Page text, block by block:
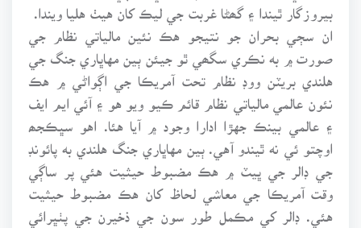
بيروزگار ٿيندا ۽ گھڻا غربت جي ليڪ کان هيٺ هليا ويندا.
ان سڄي بحران جو نتيجو هڪ نئين مالياتي نظام جي
صورت ۾ به نڪري سگھي ٿو جيئن ٻين مهاڀاري جنگ جي
هلندي بريٽن ووڊ نظام تحت آمريڪا جي اڳواڻي ۾ هڪ
نئون عالمي مالياتي نظام قائم ڪيو ويو هو ۽ آئي ايم ايف
۽ عالمي بينڪ جهڙا ادارا وجود ۾ آيا هئا. اهو سڀڪجھ
اوچتو ئي نه ٿيندو آهي. ٻين مهاڀاري جنگ هلندي به پائونڊ
جي ڊالر جي ڀيٽ ۾ هڪ مضبوط حيثيت هئي پر ساڳي
وقت آمريڪا جي معاشي لحاظ کان هڪ مضبوط حيثيت
هئي. ڊالر کي مڪمل طور سون جي ذخيرن جي پٺڀرائي